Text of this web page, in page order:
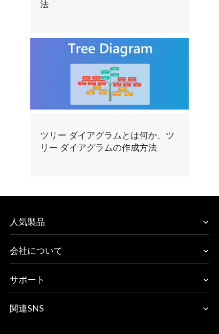
法
ツリー ダイアグラムとは何か、ツ
リー ダイアグラムの作成方法
人気製品
会社について
サポート
関連SNS